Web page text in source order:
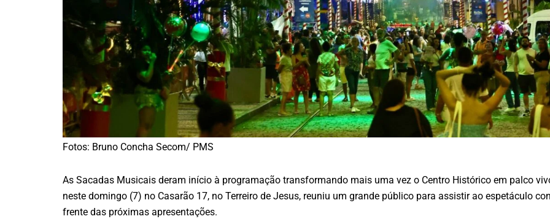
Fotos: Bruno Concha Secom/ PMS
As Sacadas Musicais deram início à programação transformando mais uma vez o Centro Histórico em palco
neste domingo (7) no Casarão 17, no Terreiro de Jesus, reuniu um grande público para assistir ao espetáculo
frente das próximas apresentações.